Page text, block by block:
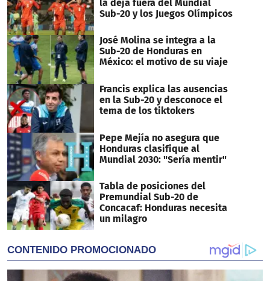
la deja fuera del Mundial
Sub-20 y los Juegos Olímpicos
José Molina se integra a la
Sub-20 de Honduras en
México: el motivo de su viaje
Francis explica las ausencias
en la Sub-20 y desconoce el
tema de los tiktokers
Pepe Mejía no asegura que
Honduras clasifique al
Mundial 2030: "Sería mentir"
Tabla de posiciones del
Premundial Sub-20 de
Concacaf: Honduras necesita
un milagro